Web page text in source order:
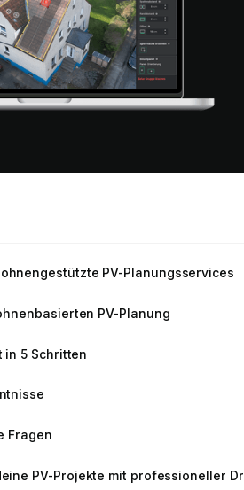
PV-Planungsservices
PV-Planung
in 5 Schritten
Fragen
PV-Projekte mit professioneller